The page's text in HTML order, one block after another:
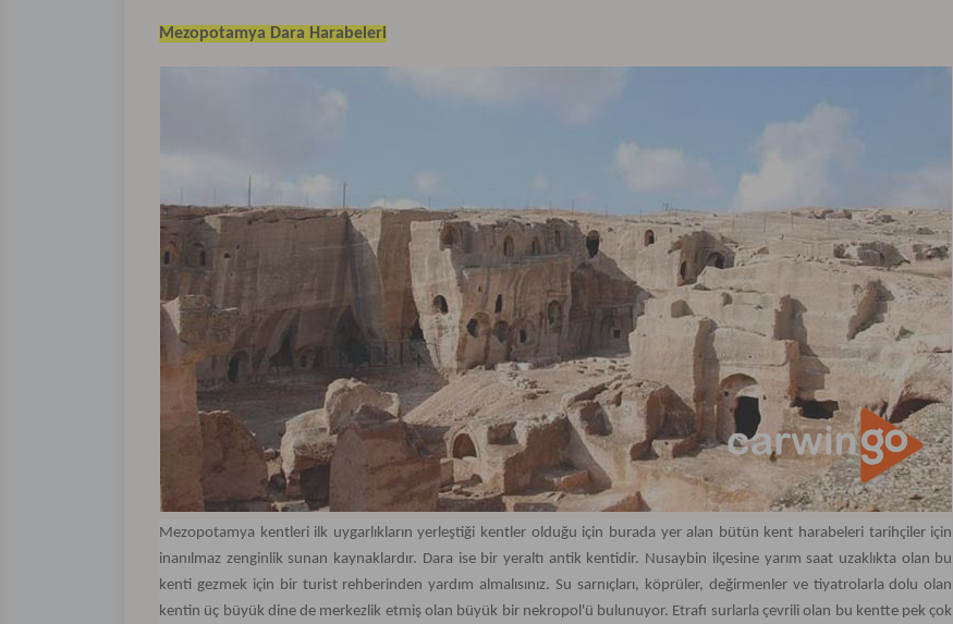
Mezopotamya Dara Harabeleri
Mezopotamya kentleri ilk uygarlıkların yerleştiği kentler olduğu için burada yer alan bütün kent harabeleri tarihçiler için
inanılmaz zenginlik sunan kaynaklardır. Dara ise bir yeraltı antik kentidir. Nusaybin ilçesine yarım saat uzaklıkta olan bu
kenti gezmek için bir turist rehberinden yardım almalısınız. Su sarnıçları, köprüler, değirmenler ve tiyatrolarla dolu olan
kentin üç büyük dine de merkezlik etmiş olan büyük bir nekropol'ü bulunuyor. Etrafı surlarla çevrili olan bu kentte pek çok